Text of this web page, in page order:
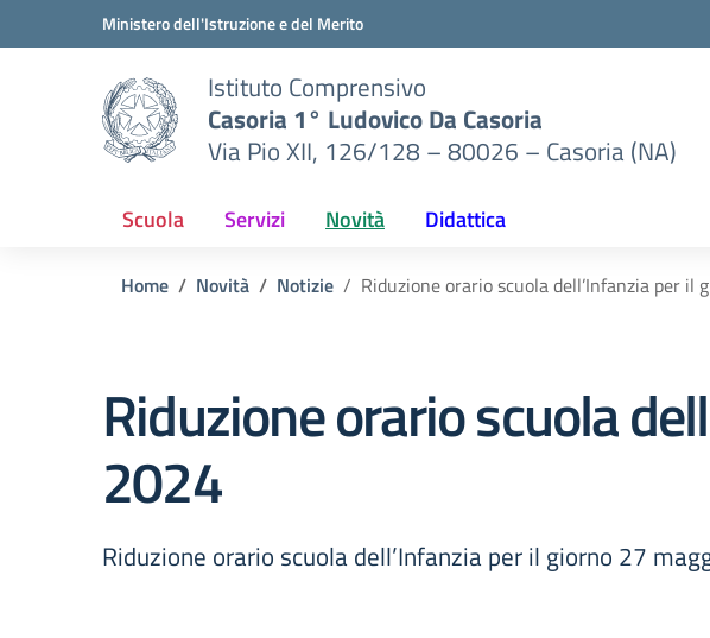
Vai ai contenuti
Vai al menu di navigazioneMinistero dell'Istruzione e del Merito
Istituto Comprensivo
Casoria 1° Ludovico Da Casoria
Via Pio XII, 126/128 – 80026 – Casoria (NA)
Scuola Servizi Novità Didattica
Home Novità Notizie Riduzione orario scuola dell’Infanzia per il
Riduzione orario scuola
2024
Riduzione orario scuola dell’Infanzia per il giorno 27